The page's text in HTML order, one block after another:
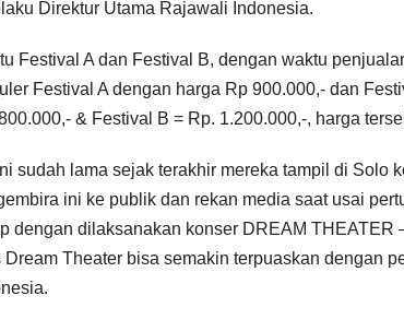
Direktur Utama Rajawali Indonesia.
Festival A dan Festival B, dengan waktu
Festival A dengan harga Rp 900.000,- dan
& Festival B = Rp. 1.200.000,-, harga
sudah lama sejak terakhir mereka tampil di Solo
ini ke publik dan rekan media saat usai
dengan dilaksanakan konser DREAM THEATER
Dream Theater bisa semakin terpuaskan dengan